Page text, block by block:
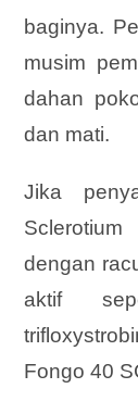
baginya.
musim
dahan
dan mati.
Jika
dengan
aktif
Fongo 40